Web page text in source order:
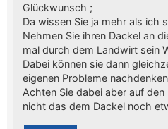
Glückwunsch ;
Da wissen Sie ja mehr als ich
Nehmen Sie ihren Dackel an
mal durch dem Landwirt sein
Dabei können sie dann
eigenen Probleme
Achten Sie dabei aber auf den
nicht das dem Dackel noch